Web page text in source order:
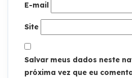
E-mail
Site
Salvar meus dados neste
próxima vez que eu